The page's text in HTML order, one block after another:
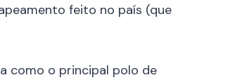
feito no país (que
como o principal polo de